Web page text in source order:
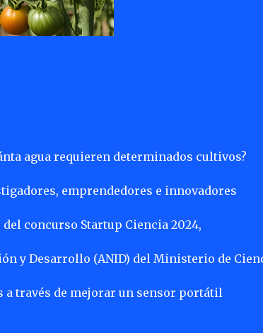
agua requieren determinados cultivos?
emprendedores e innovadores
concurso Startup Ciencia 2024,
y Desarrollo (ANID) del Ministerio de
a través de mejorar un sensor portátil